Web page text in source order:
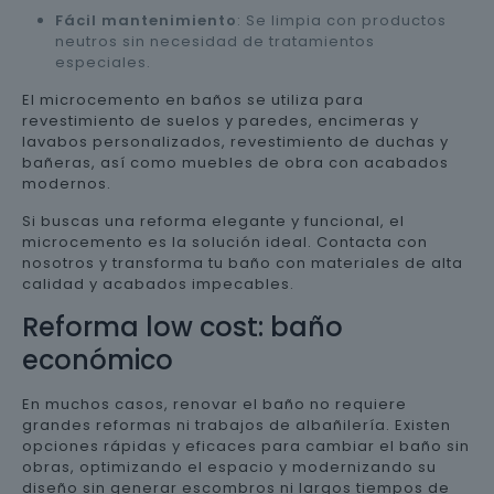
Fácil mantenimiento: Se limpia con productos
neutros sin necesidad de tratamientos
especiales.
El microcemento en baños se utiliza para
revestimiento de suelos y paredes, encimeras y
lavabos personalizados, revestimiento de duchas y
bañeras, así como muebles de obra con acabados
modernos.
Si buscas una reforma elegante y funcional, el
microcemento es la solución ideal. Contacta con
nosotros y transforma tu baño con materiales de alta
calidad y acabados impecables.
Reforma low cost: baño
económico
En muchos casos, renovar el baño no requiere
grandes reformas ni trabajos de albañilería. Existen
opciones rápidas y eficaces para cambiar el baño sin
obras, optimizando el espacio y modernizando su
diseño sin generar escombros ni largos tiempos de